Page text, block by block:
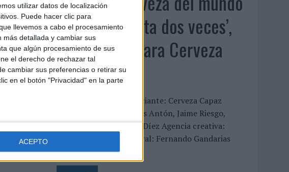
utilizar datos de localización
Puede hacer clic para
llevemos a cabo el procesamiento
más detallada y cambiar sus
que algún procesamiento de sus
el derecho de rechazar tal
cambiar sus preferencias o retirar su
en el botón "Privacidad" en la parte
ACEPTO
que se disfruta dos veces’,
de Inusualy para Cerveza
Capaz
FICHA TÉCNICA Anunciante: Cerveza Capaz
Contacto cliente: Carlos Antón, Jaime Riesgo,
Andrea Coello y Nacho Díez Agencia creativa:
Inusualy Director general: Fernando Gandarias
Director...